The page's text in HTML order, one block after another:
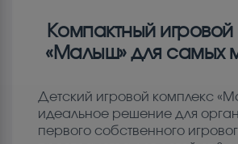
Компактный
«Малыш» для самых
Детский игровой комплекс
идеальное решение для
первого собственного